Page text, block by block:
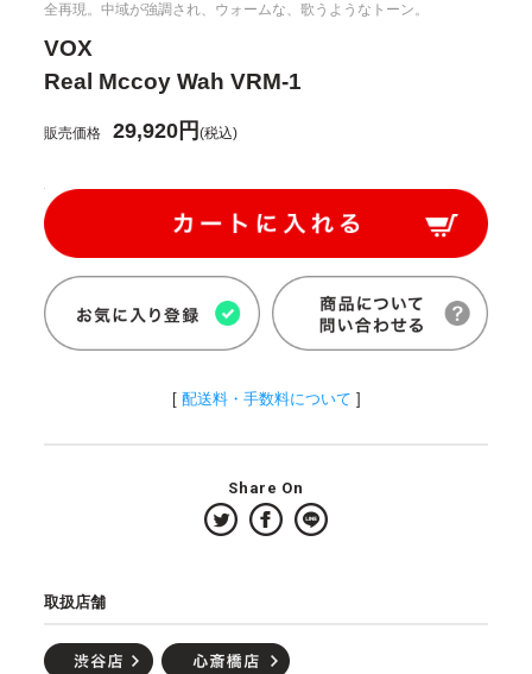
全再現。中域が強調され、ウォームな、歌うようなトーン。
VOX
Real Mccoy Wah VRM-1
販売価格 29,920円(税込)
[ 配送料・手数料について ]
Share On
取扱店舗